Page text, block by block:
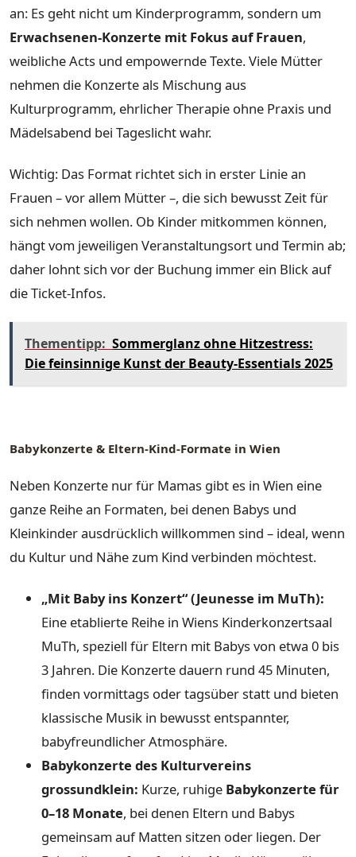
an: Es geht nicht um Kinderprogramm, sondern um
Erwachsenen-Konzerte mit Fokus auf Frauen,
weibliche Acts und empowernde Texte. Viele Mütter
nehmen die Konzerte als Mischung aus
Kulturprogramm, ehrlicher Therapie ohne Praxis und
Mädelsabend bei Tageslicht wahr.
Wichtig: Das Format richtet sich in erster Linie an
Frauen – vor allem Mütter –, die sich bewusst Zeit für
sich nehmen wollen. Ob Kinder mitkommen können,
hängt vom jeweiligen Veranstaltungsort und Termin ab;
daher lohnt sich vor der Buchung immer ein Blick auf
die Ticket-Infos.
Thementipp: Sommerglanz ohne Hitzestress:
Die feinsinnige Kunst der Beauty-Essentials 2025
Babykonzerte & Eltern-Kind-Formate in Wien
Neben Konzerte nur für Mamas gibt es in Wien eine
ganze Reihe an Formaten, bei denen Babys und
Kleinkinder ausdrücklich willkommen sind – ideal, wenn
du Kultur und Nähe zum Kind verbinden möchtest.
„Mit Baby ins Konzert“ (Jeunesse im MuTh):
Eine etablierte Reihe in Wiens Kinderkonzertsaal
MuTh, speziell für Eltern mit Babys von etwa 0 bis
3 Jahren. Die Konzerte dauern rund 45 Minuten,
finden vormittags oder tagsüber statt und bieten
klassische Musik in bewusst entspannter,
babyfreundlicher Atmosphäre.
Babykonzerte des Kulturvereins
grossundklein: Kurze, ruhige Babykonzerte für
0–18 Monate, bei denen Eltern und Babys
gemeinsam auf Matten sitzen oder liegen. Der